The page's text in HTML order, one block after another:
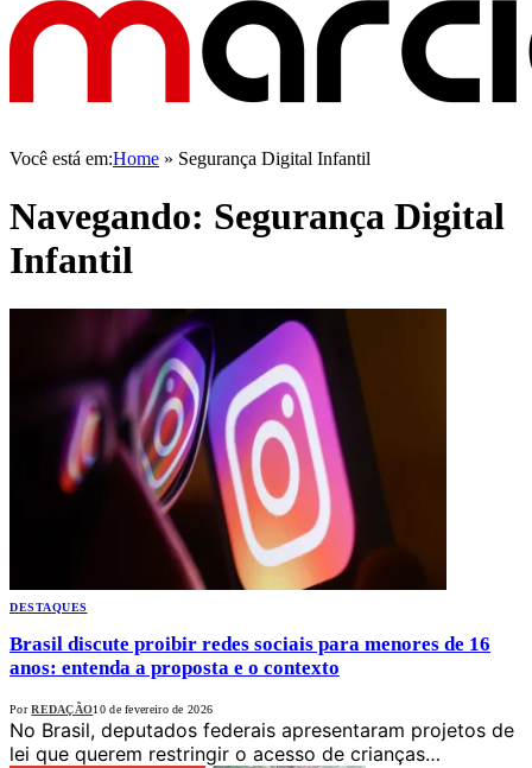
Você está em:Home » Segurança Digital Infantil
Navegando: Segurança Digital
Infantil
DESTAQUES
Brasil discute proibir redes sociais para menores de 16
anos: entenda a proposta e o contexto
Por REDAÇÃO10 de fevereiro de 2026
No Brasil, deputados federais apresentaram projetos de
lei que querem restringir o acesso de crianças…